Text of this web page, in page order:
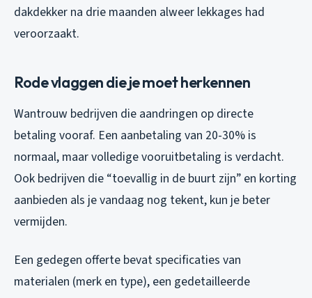
dakdekker na drie maanden alweer lekkages had
veroorzaakt.
Rode vlaggen die je moet herkennen
Wantrouw bedrijven die aandringen op directe
betaling vooraf. Een aanbetaling van 20-30% is
normaal, maar volledige vooruitbetaling is verdacht.
Ook bedrijven die “toevallig in de buurt zijn” en korting
aanbieden als je vandaag nog tekent, kun je beter
vermijden.
Een gedegen offerte bevat specificaties van
materialen (merk en type), een gedetailleerde